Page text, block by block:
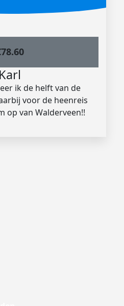
78.60
Karl
ik de helft van de
voor de heenreis
op van Walderveen!!